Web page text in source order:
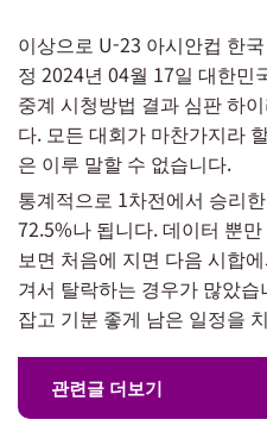
이상으로 U-23 아시안컵 한
정 2024년 04월 17일 대한민
중계 시청방법 결과 심판 하
다. 모든 대회가 마찬가지라
은 이루 말할 수 없습니다.
통계적으로 1차전에서 승리
72.5%나 됩니다. 데이터 뿐
보면 처음에 지면 다음 시합
겨서 탈락하는 경우가 많았
잡고 기분 좋게 남은 일정을
관련글 더보기